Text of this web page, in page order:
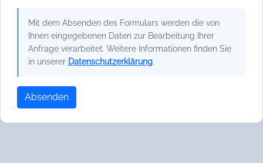
Mit dem Absenden des Formulars werden die von
Ihnen eingegebenen Daten zur Bearbeitung Ihrer
Anfrage verarbeitet. Weitere Informationen finden Sie
in unserer Datenschutzerklärung.
Absenden